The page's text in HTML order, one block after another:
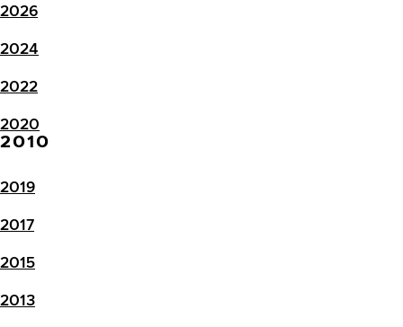
2026
2024
2022
2020
2010
2019
2017
2015
2013